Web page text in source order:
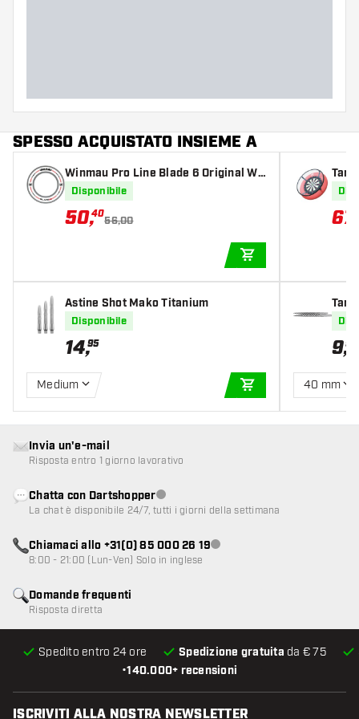
SPESSO ACQUISTATO INSIEME A
Winmau Pro Line Blade 6 Original Wh
ite Surround
Disponibile
50,40
56,00
Astine Shot Mako Titanium
Disponibile
14,95
Medium
AGGIUNGI AL
er
67
9,99
40 mm
•140.000+ recensioni
Spedito entro 24 ore Spedizione gratuita da € 75
Domande frequenti
Risposta diretta
Invia un'e-mail
Risposta entro 1 giorno lavorativo
Chatta con DartshopperServizio clienti non disponibile
La chat è disponibile 24/7, tutti i giorni della settimana
Chiamaci allo +31(0) 85 000 26 19Servizio clienti non disponibile
8:00 - 21:00 (Lun-Ven) Solo in inglese
ISCRIVITI ALLA NOSTRA NEWSLETTER